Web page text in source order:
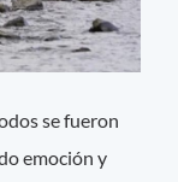
se fueron
emoción y